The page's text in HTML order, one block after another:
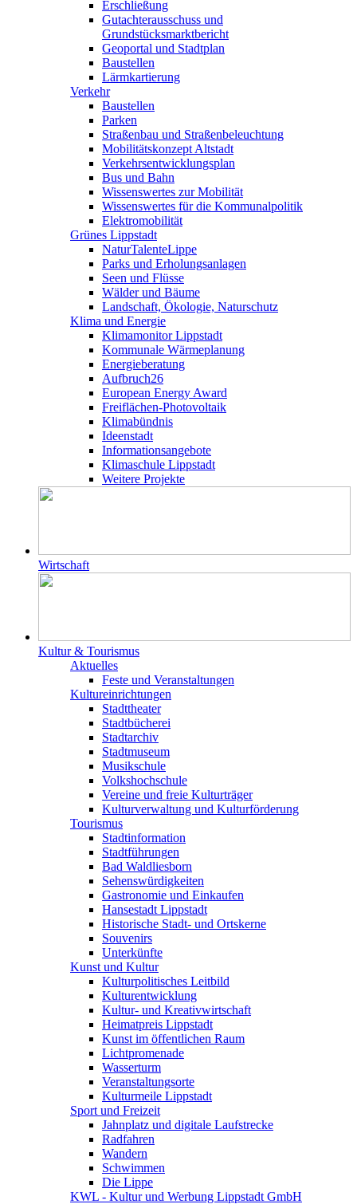
Erschließung
Gutachterausschuss und
Grundstücksmarktbericht
Geoportal und Stadtplan
Baustellen
Lärmkartierung
Verkehr
Baustellen
Parken
Straßenbau und Straßenbeleuchtung
Mobilitätskonzept Altstadt
Verkehrsentwicklungsplan
Bus und Bahn
Wissenswertes zur Mobilität
Wissenswertes für die Kommunalpolitik
Elektromobilität
Grünes Lippstadt
NaturTalenteLippe
Parks und Erholungsanlagen
Seen und Flüsse
Wälder und Bäume
Landschaft, Ökologie, Naturschutz
Klima und Energie
Klimamonitor Lippstadt
Kommunale Wärmeplanung
Energieberatung
Aufbruch26
European Energy Award
Freiflächen-Photovoltaik
Klimabündnis
Ideenstadt
Informationsangebote
Klimaschule Lippstadt
Weitere Projekte
Wirtschaft
Kultur & Tourismus
Aktuelles
Feste und Veranstaltungen
Kultureinrichtungen
Stadttheater
Stadtbücherei
Stadtarchiv
Stadtmuseum
Musikschule
Volkshochschule
Vereine und freie Kulturträger
Kulturverwaltung und Kulturförderung
Tourismus
Stadtinformation
Stadtführungen
Bad Waldliesborn
Sehenswürdigkeiten
Gastronomie und Einkaufen
Hansestadt Lippstadt
Historische Stadt- und Ortskerne
Souvenirs
Unterkünfte
Kunst und Kultur
Kulturpolitisches Leitbild
Kulturentwicklung
Kultur- und Kreativwirtschaft
Heimatpreis Lippstadt
Kunst im öffentlichen Raum
Lichtpromenade
Wasserturm
Veranstaltungsorte
Kulturmeile Lippstadt
Sport und Freizeit
Jahnplatz und digitale Laufstrecke
Radfahren
Wandern
Schwimmen
Die Lippe
KWL - Kultur und Werbung Lippstadt GmbH